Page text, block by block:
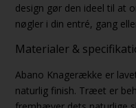
design gør den ideel til at
nøgler i din entré, gang
Materialer &
Abano Knagerække er
naturlig finish. Træet er